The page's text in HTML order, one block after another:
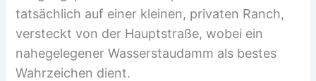
tatsächlich auf einer kleinen, privaten Ranch,
versteckt von der Hauptstraße, wobei ein
nahegelegener Wasserstaudamm als bestes
Wahrzeichen dient.